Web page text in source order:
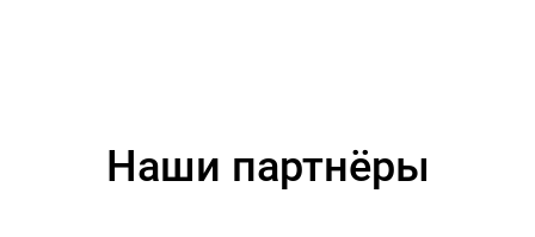
Наши партнёры